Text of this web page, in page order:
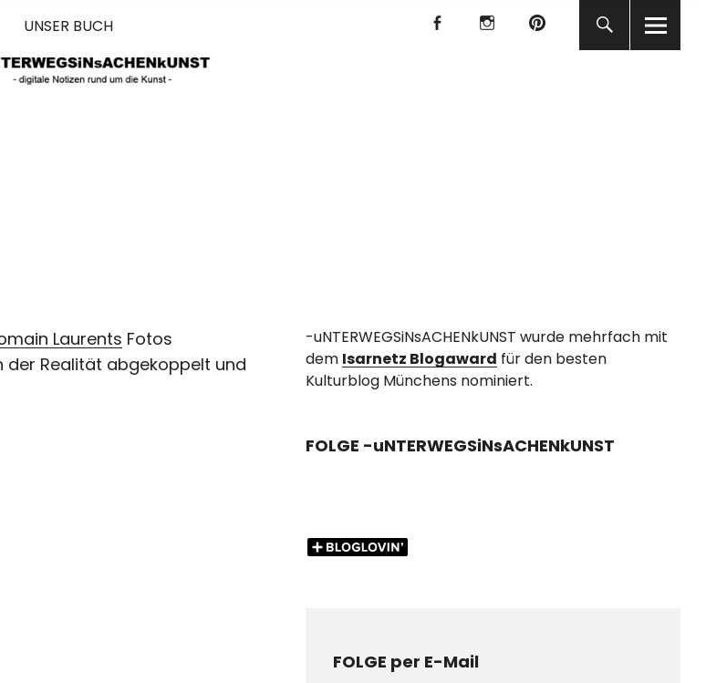
UNSER BUCH
KUNST
f I P
Laurents Fotos
der Realität abgekoppelt und
-uNTERWEGSiNsACHENkUNST wurde mehrfach mit
dem Isarnetz Blogaward für den besten
Kulturblog Münchens nominiert.
FOLGE -uNTERWEGSiNsACHENkUNST
FOLGE per E-Mail